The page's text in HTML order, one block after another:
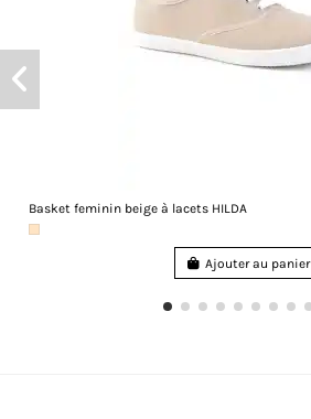
Basket feminin beige à lacets HILDA
Ajouter au panier